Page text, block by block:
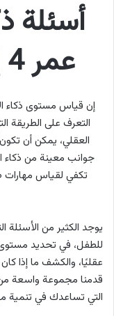
أسئلة
عمر 4 إلى 10 سنوات
إن قياس مستوى ذكاء
التعرف على الطريقة
العقلي، يمكن أن
جوانب معينة من ذكاء
تكفي لقياس مهارات
يوجد الكثير من الأسئلة
للطفل، في تحديد
عقليًا، والكشف ما إذا
قدمنا مجموعة واسعة من
التي تساعدك في تنمية